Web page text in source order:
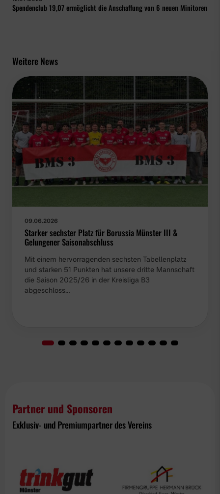
Spendenclub 19,07 ermöglicht die Anschaffung von 6 neuen Minitoren
Weitere News
09.06.2026
Starker sechster Platz für Borussia Münster III &
Gelungener Saisonabschluss
Mit einem hervorragenden sechsten Tabellenplatz
und starken 51 Punkten hat unsere dritte Mannschaft
die Saison 2025/26 in der Kreisliga B3
abgeschloss…
Partner und Sponsoren
Exklusiv- und Premiumpartner des Vereins